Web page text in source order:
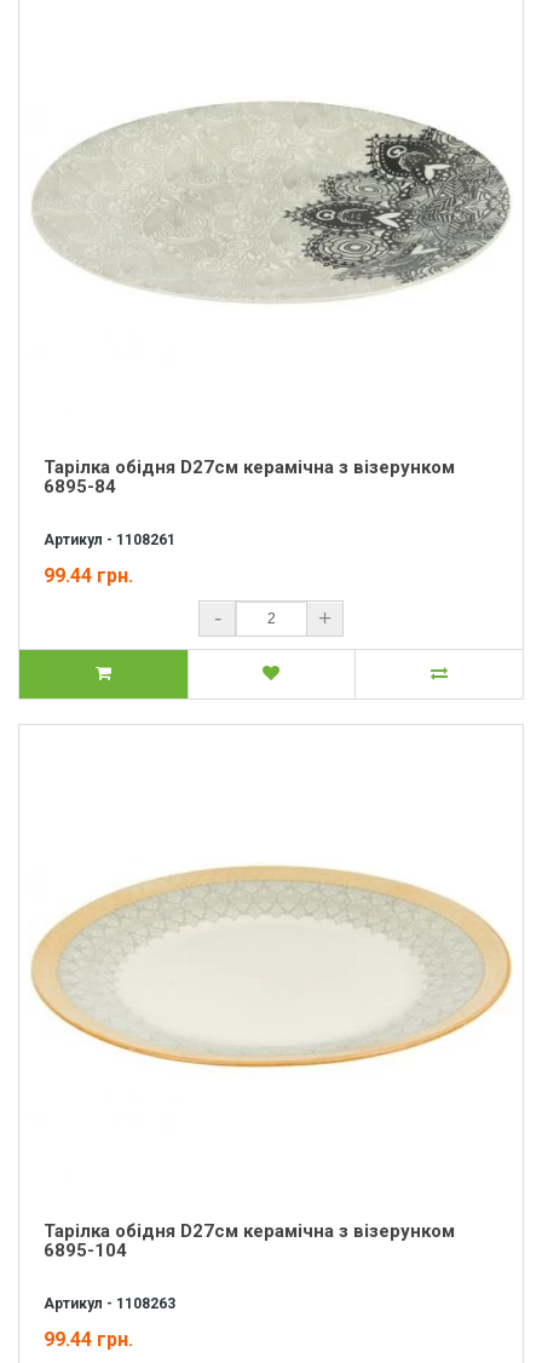
Тарілка обідня D27см керамічна з візерунком
6895-84
Артикул - 1108261
99.44 грн.
- +
Тарілка обідня D27см керамічна з візерунком
6895-104
Артикул - 1108263
99.44 грн.